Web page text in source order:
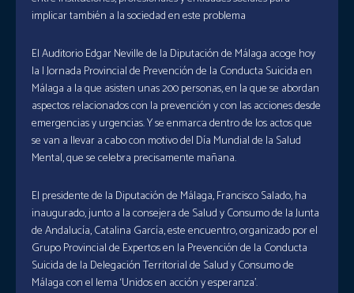
implicar también a la sociedad en este problema
El Auditorio Edgar Neville de la Diputación de Málaga acoge hoy
la I Jornada Provincial de Prevención de la Conducta Suicida en
Málaga a la que asisten unas 200 personas, en la que se abordan
aspectos relacionados con la prevención y con las acciones desde
emergencias y urgencias. Y se enmarca dentro de los actos que
se van a llevar a cabo con motivo del Día Mundial de la Salud
Mental, que se celebra precisamente mañana.
El presidente de la Diputación de Málaga, Francisco Salado, ha
inaugurado, junto a la consejera de Salud y Consumo de la Junta
de Andalucía, Catalina García, este encuentro, organizado por el
Grupo Provincial de Expertos en la Prevención de la Conducta
Suicida de la Delegación Territorial de Salud y Consumo de
Málaga con el lema ‘Unidos en acción y esperanza’.